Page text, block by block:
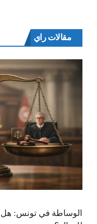
مقالات راي
الوساطة في تونس: